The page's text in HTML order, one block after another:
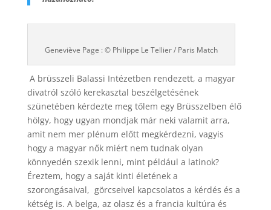
Geneviève Page : © Philippe Le Tellier / Paris Match
A brüsszeli Balassi Intézetben rendezett, a magyar
divatról szóló kerekasztal beszélgetésének
szünetében kérdezte meg tőlem egy Brüsszelben élő
hölgy, hogy ugyan mondjak már neki valamit arra,
amit nem mer plénum előtt megkérdezni, vagyis
hogy a magyar nők miért nem tudnak olyan
könnyedén szexik lenni, mint például a latinok?
Éreztem, hogy a saját kinti életének a
szorongásaival, görcseivel kapcsolatos a kérdés és a
kétség is. A belga, az olasz és a francia kultúra és